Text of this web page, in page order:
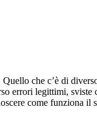
che c’è di
errori legittimi,
come funziona il